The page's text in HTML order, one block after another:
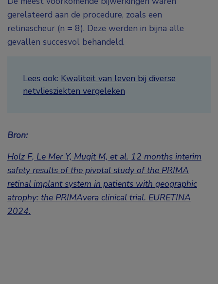
gerelateerd aan de procedure, zoals een
retinascheur (n = 8). Deze werden in bijna alle
gevallen succesvol behandeld.
Lees ook: Kwaliteit van leven bij diverse
netvliesziekten vergeleken
Bron:
Holz F, Le Mer Y, Muqit M, et al. 12 months interim
safety results of the pivotal study of the PRIMA
retinal implant system in patients with geographic
atrophy: the PRIMAvera clinical trial. EURETINA
2024.